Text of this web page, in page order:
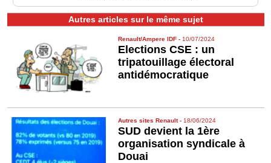
Autres articles sur le même sujet
Renault/Ampere IDF -10/07/2024
Elections CSE : un
tripatouillage électoral
antidémocratique
Autres sites Renault- 18/06/2024
SUD devient la 1ère
organisation syndicale à
Douai